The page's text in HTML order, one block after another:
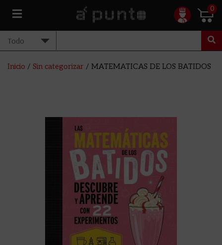
0
Inicio / Sin categorizar / MATEMATICAS DE LOS BATIDOS